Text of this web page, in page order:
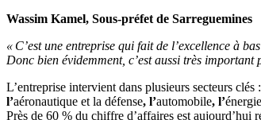
Wassim Kamel, Sous-préfet de Sarreguemines
« C’est une entreprise qui fait de l’excellence à
Donc bien évidemment, c’est aussi très
L’entreprise intervient dans plusieurs secteurs clés :
l’aéronautique et la défense, l’automobile, l’énergie
Près de 60 % du chiffre d’affaires est